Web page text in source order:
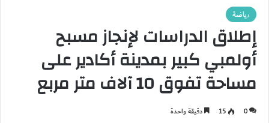
رياضة
إطلاق الدراسات لإنجاز مسبح
أولمبي كبير بمدينة أكادير على
مساحة تفوق 10 آلاف متر مربع
0
15 دقيقة واحدة